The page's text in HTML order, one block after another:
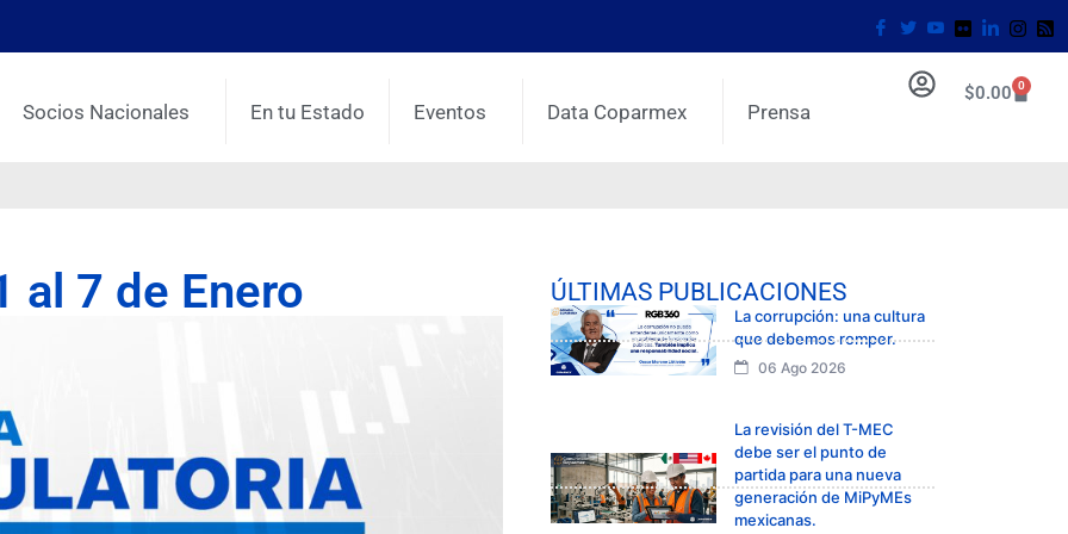
Socios Nacionales En tu Estado Eventos Data Coparmex Prensa
$0.00 0
al 7 de Enero ÚLTIMAS PUBLICACIONES
La corrupción: una cultura
que debemos romper.
06 Ago 2026
La revisión del T-MEC
debe ser el punto de
partida para una nueva
generación de MiPyMEs
mexicanas.